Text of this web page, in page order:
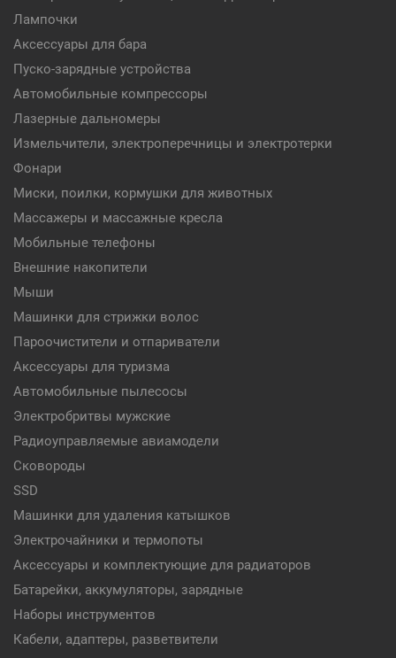
Лампочки
Аксессуары для бара
Пуско-зарядные устройства
Автомобильные компрессоры
Лазерные дальномеры
Измельчители, электроперечницы и электротерки
Фонари
Миски, поилки, кормушки для животных
Массажеры и массажные кресла
Мобильные телефоны
Внешние накопители
Мыши
Машинки для стрижки волос
Пароочистители и отпариватели
Аксессуары для туризма
Автомобильные пылесосы
Электробритвы мужские
Радиоуправляемые авиамодели
Сковороды
SSD
Машинки для удаления катышков
Электрочайники и термопоты
Аксессуары и комплектующие для радиаторов
Батарейки, аккумуляторы, зарядные
Наборы инструментов
Кабели, адаптеры, разветвители